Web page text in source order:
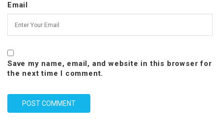
Email
Save my name, email, and website in this browser for
the next time I comment.